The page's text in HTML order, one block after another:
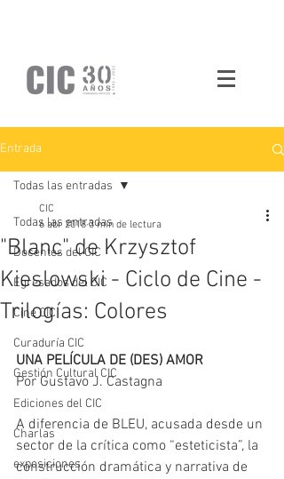
Entrada
Todas las entradas
Docentes del CIC
Egresados del CIC
Cine CIC
Curaduría CIC
Gestión Cultural CIC
Ediciones del CIC
Charlas
exposiciones
Todas las entradas
"Blanc" de Krzysztof
Kieslowski - Ciclo de Cine -
Trilogías: Colores
CIC
6 abr 2018 3 min de lectura
UNA PELÍCULA DE (DES) AMOR
Por Gustavo J. Castagna
A diferencia de BLEU, acusada desde un
sector de la crítica como “esteticista”, la
construcción dramática y narrativa de